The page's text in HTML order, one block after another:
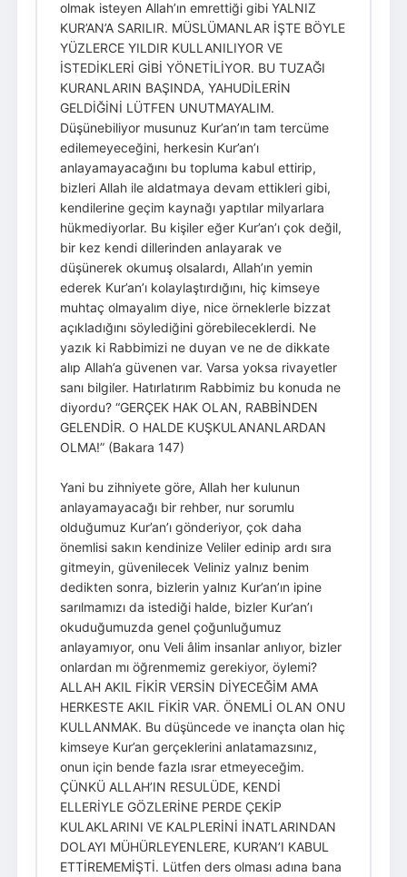
olmak isteyen Allah’ın emrettiği gibi YALNIZ
KUR’AN’A SARILIR. MÜSLÜMANLAR İŞTE BÖYLE
YÜZLERCE YILDIR KULLANILIYOR VE
İSTEDİKLERİ GİBİ YÖNETİLİYOR. BU TUZAĞI
KURANLARIN BAŞINDA, YAHUDİLERİN
GELDİĞİNİ LÜTFEN UNUTMAYALIM.
Düşünebiliyor musunuz Kur’an’ın tam tercüme
edilemeyeceğini, herkesin Kur’an’ı
anlayamayacağını bu topluma kabul ettirip,
bizleri Allah ile aldatmaya devam ettikleri gibi,
kendilerine geçim kaynağı yaptılar milyarlara
hükmediyorlar. Bu kişiler eğer Kur’an’ı çok değil,
bir kez kendi dillerinden anlayarak ve
düşünerek okumuş olsalardı, Allah’ın yemin
ederek Kur’an’ı kolaylaştırdığını, hiç kimseye
muhtaç olmayalım diye, nice örneklerle bizzat
açıkladığını söylediğini görebileceklerdi. Ne
yazık ki Rabbimizi ne duyan ve ne de dikkate
alıp Allah’a güvenen var. Varsa yoksa rivayetler
sanı bilgiler. Hatırlatırım Rabbimiz bu konuda ne
diyordu? “GERÇEK HAK OLAN, RABBİNDEN
GELENDİR. O HALDE KUŞKULANANLARDAN
OLMA!” (Bakara 147)
Yani bu zihniyete göre, Allah her kulunun
anlayamayacağı bir rehber, nur sorumlu
olduğumuz Kur’an’ı gönderiyor, çok daha
önemlisi sakın kendinize Veliler edinip ardı sıra
gitmeyin, güvenilecek Veliniz yalnız benim
dedikten sonra, bizlerin yalnız Kur’an’ın ipine
sarılmamızı da istediği halde, bizler Kur’an’ı
okuduğumuzda genel çoğunluğumuz
anlayamıyor, onu Veli âlim insanlar anlıyor, bizler
onlardan mı öğrenmemiz gerekiyor, öylemi?
ALLAH AKIL FİKİR VERSİN DİYECEĞİM AMA
HERKESTE AKIL FİKİR VAR. ÖNEMLİ OLAN ONU
KULLANMAK. Bu düşüncede ve inançta olan hiç
kimseye Kur’an gerçeklerini anlatamazsınız,
onun için bende fazla ısrar etmeyeceğim.
ÇÜNKÜ ALLAH’IN RESULÜDE, KENDİ
ELLERİYLE GÖZLERİNE PERDE ÇEKİP
KULAKLARINI VE KALPLERİNİ İNATLARINDAN
DOLAYI MÜHÜRLEYENLERE, KUR’AN’I KABUL
ETTİREMEMİŞTİ. Lütfen ders olması adına bana